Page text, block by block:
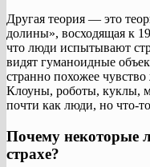
Другая теория — это
долины», восходящая к
что люди испытывают
видят гуманоидные
странно похожее
Клоуны, роботы, куклы,
почти как люди, но что-
Почему некоторые
страхе?